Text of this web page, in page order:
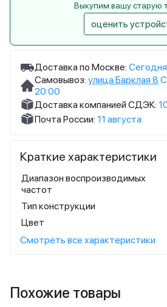
Доставка по Москве:
Самовывоз: улица Барклая 8
20:00
Доставка компанией СДЭК:
Почта России: 11 августа
Краткие характеристики
Диапазон воспроизводимых
частот
Тип конструкции
Цвет
Смотреть все характеристики
Выкупим вашу старую
оценить
Похожие товары